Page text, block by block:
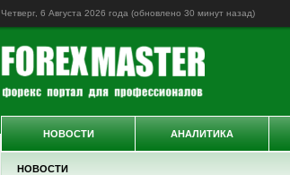
Четверг, 6 Августа 2026 года (обновлено 30 минут назад)
НОВОСТИ
НОВОСТИ АНАЛИТИКА